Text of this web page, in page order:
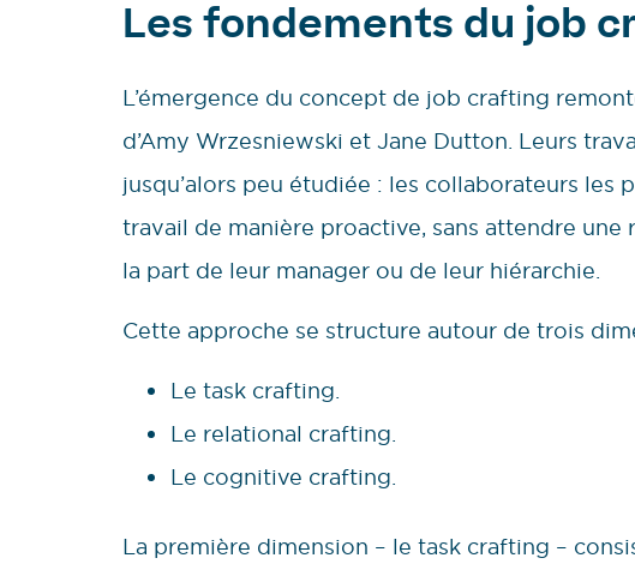
Les fondements du job
L’émergence du concept de job crafting
d’Amy Wrzesniewski et Jane Dutton. Leurs
jusqu’alors peu étudiée : les collaborateurs
travail de manière proactive, sans attendre
la part de leur manager ou de leur hiérarchie.
Cette approche se structure autour de trois
Le task crafting.
Le relational crafting.
Le cognitive crafting.
La première dimension – le task crafting –